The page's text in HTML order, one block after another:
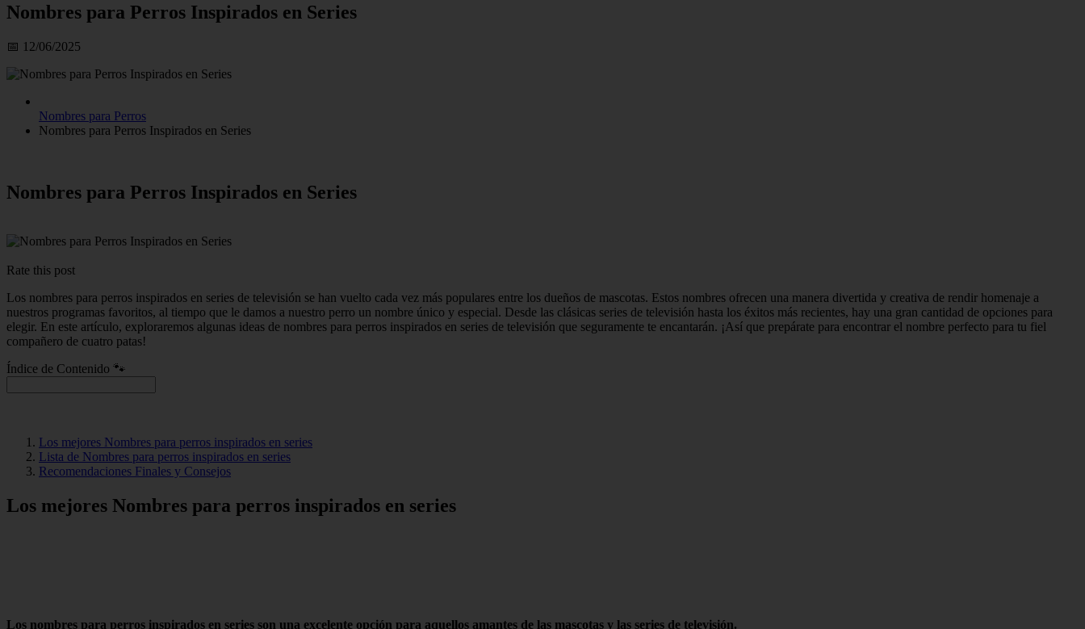
Nombres para Perros Inspirados en Series
📅 12/06/2025
Nombres para Perros
Nombres para Perros Inspirados en Series
Nombres para Perros Inspirados en Series
Rate this post
Los nombres para perros inspirados en series de televisión se han vuelto cada vez más populares entre los dueños de mascotas. Estos nombres ofrecen una manera divertida y creativa de rendir homenaje a
nuestros programas favoritos, al tiempo que le damos a nuestro perro un nombre único y especial. Desde las clásicas series de televisión hasta los éxitos más recientes, hay una gran cantidad de opciones para
elegir. En este artículo, exploraremos algunas ideas de nombres para perros inspirados en series de televisión que seguramente te encantarán. ¡Así que prepárate para encontrar el nombre perfecto para tu fiel
compañero de cuatro patas!
Índice de Contenido 🐾
Los mejores Nombres para perros inspirados en series
Lista de Nombres para perros inspirados en series
Recomendaciones Finales y Consejos
Los mejores Nombres para perros inspirados en series
Los nombres para perros inspirados en series son una excelente opción para aquellos amantes de las mascotas y las series de televisión.